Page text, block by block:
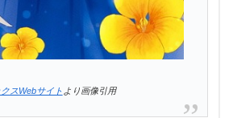
スWebサイト より画像引用